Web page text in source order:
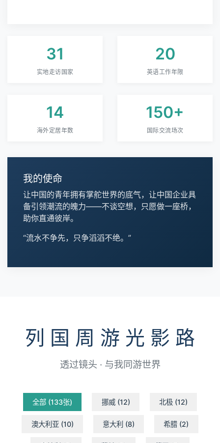
31
实地走访国家
20
英语工作年限
14
海外定居年数
150+
国际交流场次
我的使命
让中国的青年拥有掌舵世界的底气，让中国企业具
备引领潮流的魄力——不谈空想，只愿做一座桥，
助你直通彼岸。
“流水不争先，只争滔滔不绝。”
列 国 周 游 光 影 路
透过镜头 · 与我同游世界
全部 (133张) 挪威 (12) 北极 (12)
澳大利亚 (10) 意大利 (8) 希腊 (2)